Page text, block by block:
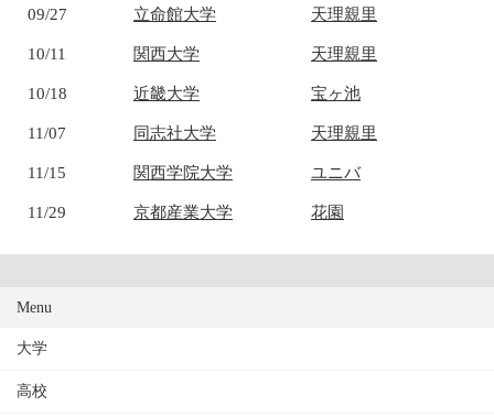
09/27 立命館大学 天理親里
10/11 関西大学 天理親里
10/18 近畿大学 宝ヶ池
11/07 同志社大学 天理親里
11/15 関西学院大学 ユニバ
11/29 京都産業大学 花園
Menu
大学
高校